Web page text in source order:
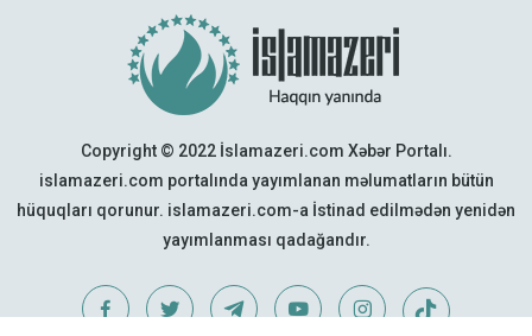
Copyright © 2022 İslamazeri.com Xəbər Portalı.
islamazeri.com portalında yayımlanan məlumatların bütün
hüquqları qorunur. islamazeri.com-a İstinad edilmədən yenidən
yayımlanması qadağandır.